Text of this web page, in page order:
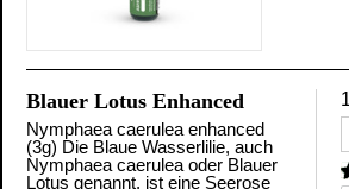
Blauer Lotus Enhanced
Nymphaea caerulea enhanced
(3g) Die Blaue Wasserlilie, auch
Nymphaea caerulea oder Blauer
Lotus genannt, ist eine Seerose